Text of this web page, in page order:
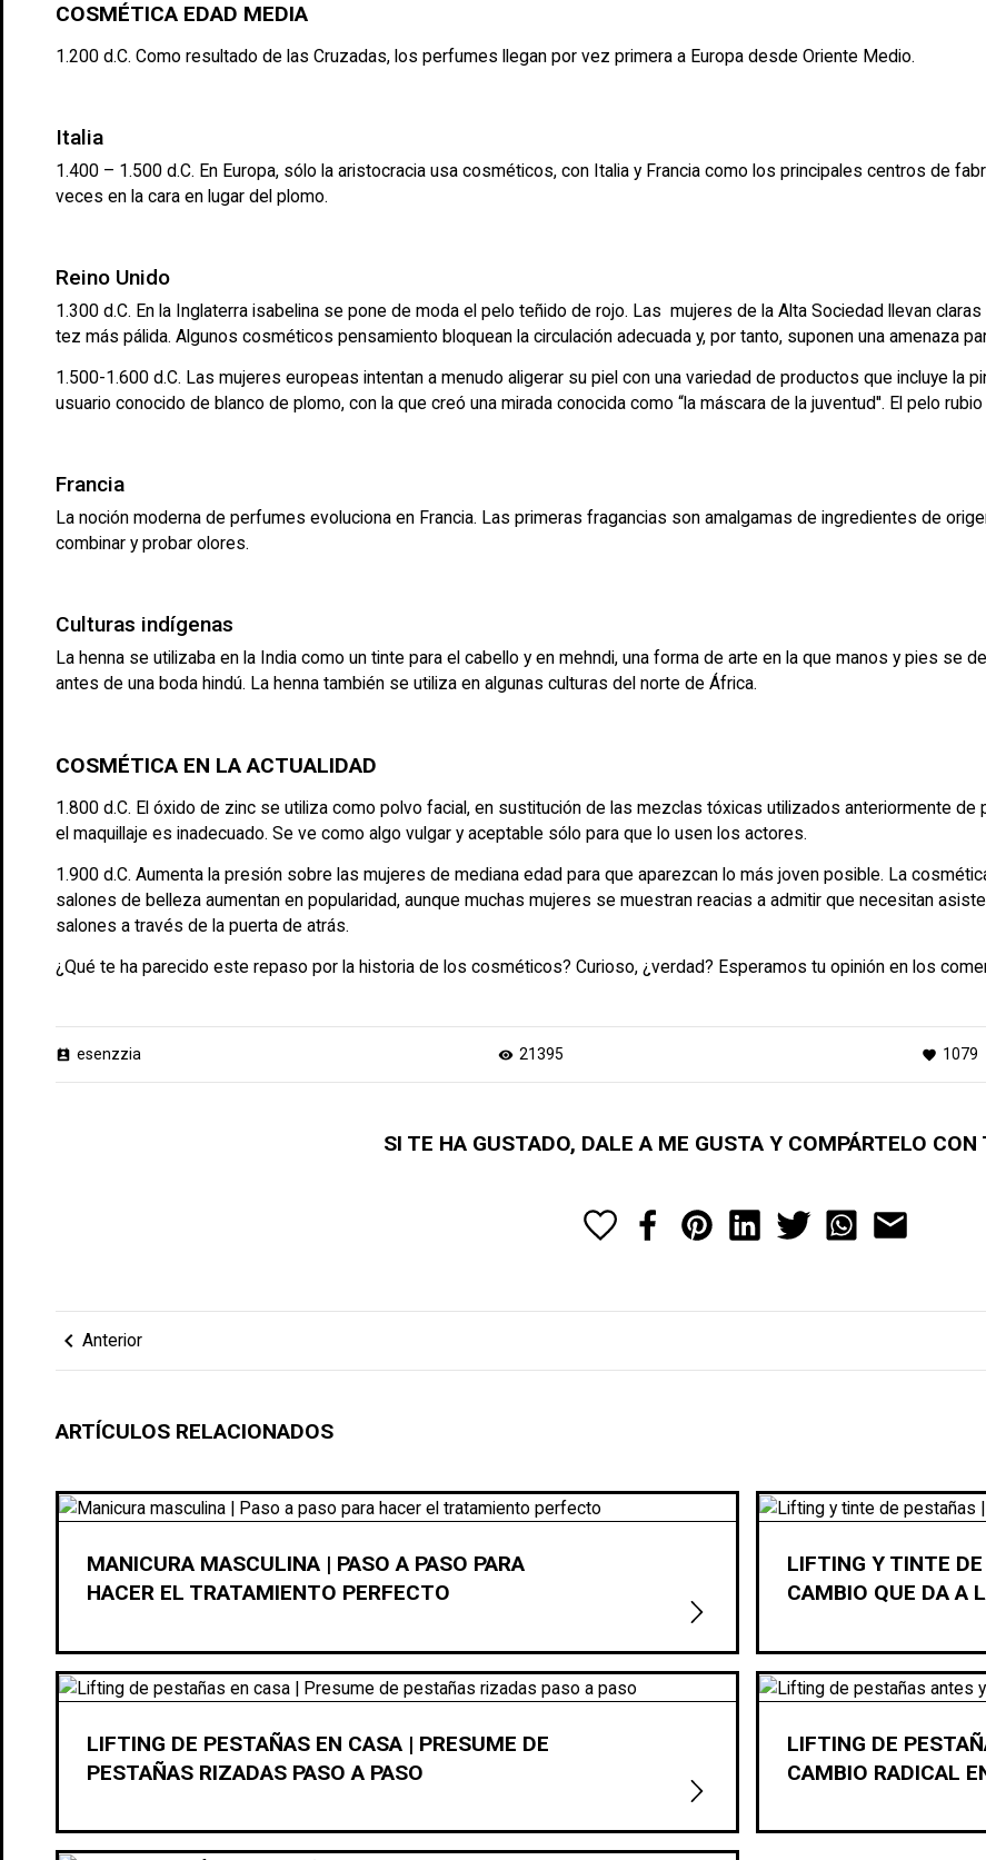
COSMÉTICA EDAD MEDIA
1.200 d.C. Como resultado de las Cruzadas, los perfumes llegan por vez primera a Europa desde Oriente Medio.
Italia
1.400 – 1.500 d.C. En Europa, sólo la aristocracia usa cosméticos, con Italia y Francia como los principales centros de
veces en la cara en lugar del plomo.
Reino Unido
1.300 d.C. En la Inglaterra isabelina se pone de moda el pelo teñido de rojo. Las mujeres de la Alta Sociedad llevan
tez más pálida. Algunos cosméticos pensamiento bloquean la circulación adecuada y, por tanto, suponen una amenaza
1.500-1.600 d.C. Las mujeres europeas intentan a menudo aligerar su piel con una variedad de productos que incluye la
usuario conocido de blanco de plomo, con la que creó una mirada conocida como “la máscara de la juventud''. El pelo
Francia
La noción moderna de perfumes evoluciona en Francia. Las primeras fragancias son amalgamas de ingredientes de
combinar y probar olores.
Culturas indígenas
La henna se utilizaba en la India como un tinte para el cabello y en mehndi, una forma de arte en la que manos y pies se
antes de una boda hindú. La henna también se utiliza en algunas culturas del norte de África.
COSMÉTICA EN LA ACTUALIDAD
1.800 d.C. El óxido de zinc se utiliza como polvo facial, en sustitución de las mezclas tóxicas utilizados anteriormente de
el maquillaje es inadecuado. Se ve como algo vulgar y aceptable sólo para que lo usen los actores.
1.900 d.C. Aumenta la presión sobre las mujeres de mediana edad para que aparezcan lo más joven posible. La
salones de belleza aumentan en popularidad, aunque muchas mujeres se muestran reacias a admitir que necesitan
salones a través de la puerta de atrás.
¿Qué te ha parecido este repaso por la historia de los cosméticos? Curioso, ¿verdad? Esperamos tu opinión en los
perm_contact_calendar esenzzia visibility 21395 favorite 1079
SI TE HA GUSTADO, DALE A ME GUSTA Y COMPÁRTELO
chevron_left Anterior
ARTÍCULOS RELACIONADOS
MANICURA MASCULINA | PASO A PASO PARA
HACER EL TRATAMIENTO PERFECTO
LIFTING Y TINTE
CAMBIO QUE DA A
LIFTING DE PESTAÑAS EN CASA | PRESUME DE
PESTAÑAS RIZADAS PASO A PASO
LIFTING DE
CAMBIO RADICAL